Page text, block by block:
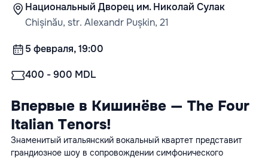
Национальный Дворец им. Николай Сулак
Chișinău, str. Alexandr Pușkin, 21
5 февраля, 19:00
400 - 900 MDL
Впервые в Кишинёве — The Four
Italian Tenors!
Знаменитый итальянский вокальный квартет представит
грандиозное шоу в сопровождении симфонического